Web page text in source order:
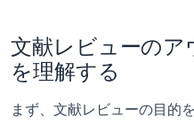
文献レビューの
を理解する
まず、文献レビューの目的